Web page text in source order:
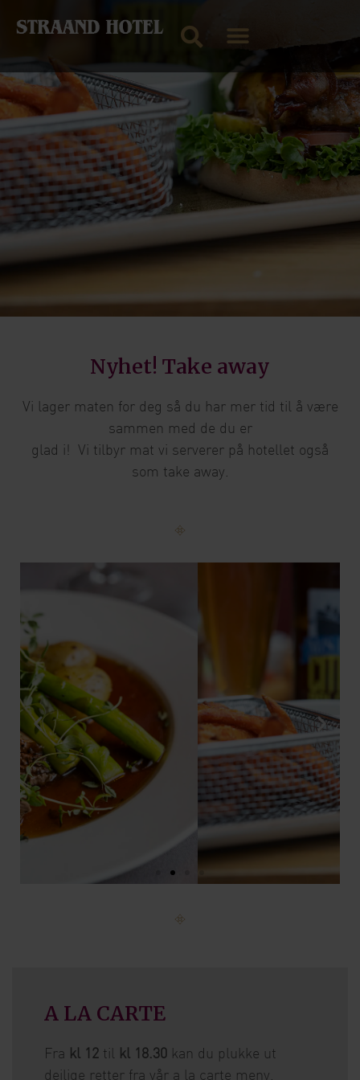
Nyhet! Take away
Vi lager maten for deg så du har mer tid til å være
sammen med de du er
glad i! Vi tilbyr mat vi serverer på hotellet også
som take away.
A LA CARTE
Fra kl 12 til kl 18.30 kan du plukke ut
deilige retter fra vår a la carte meny.